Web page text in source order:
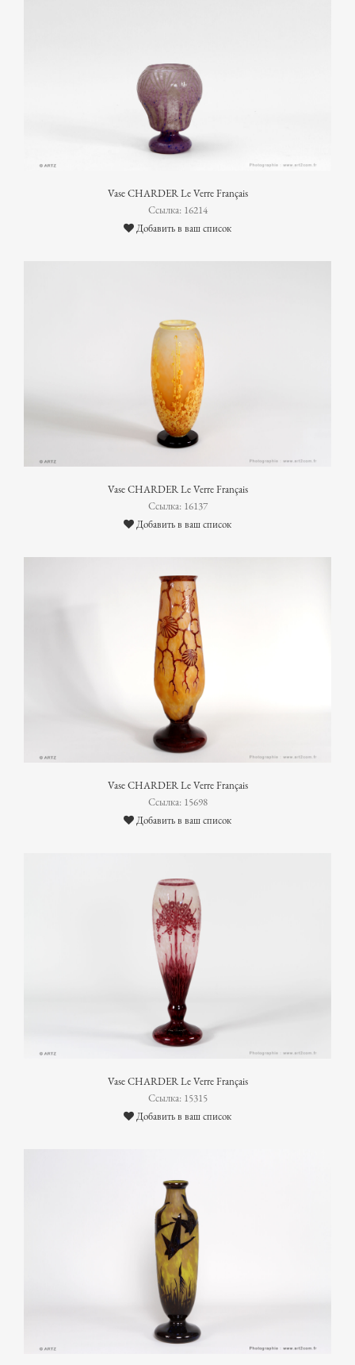
Vase CHARDER Le Verre Français
Ссылка: 16214
Добавить в ваш список
Vase CHARDER Le Verre Français
Ссылка: 16137
Добавить в ваш список
Vase CHARDER Le Verre Français
Ссылка: 15698
Добавить в ваш список
Vase CHARDER Le Verre Français
Ссылка: 15315
Добавить в ваш список